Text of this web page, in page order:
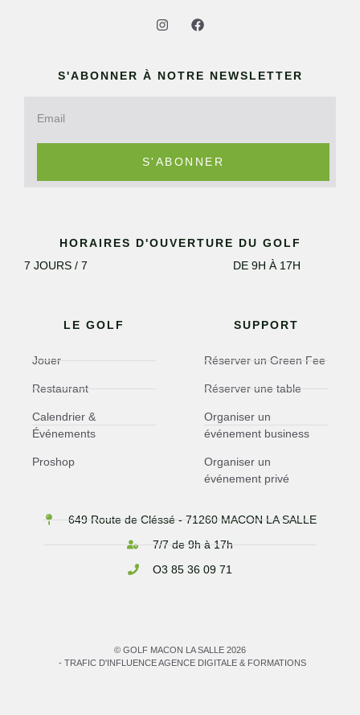
LE GOLF
Jouer
Restaurant
Calendrier &
Événements
Proshop
SUPPORT
Réserver un Green Fee
Réserver une table
Organiser un
événement business
Organiser un
événement privé
649 Route de Cléssé - 71260 MACON LA SALLE
7/7 de 9h à 17h
O3 85 36 09 71
© GOLF MACON LA SALLE 2026
- TRAFIC D'INFLUENCE AGENCE DIGITALE & FORMATIONS
S'ABONNER À NOTRE NEWSLETTER
S'ABONNER
HORAIRES D'OUVERTURE DU GOLF
7 JOURS / 7
DE 9H À 17H